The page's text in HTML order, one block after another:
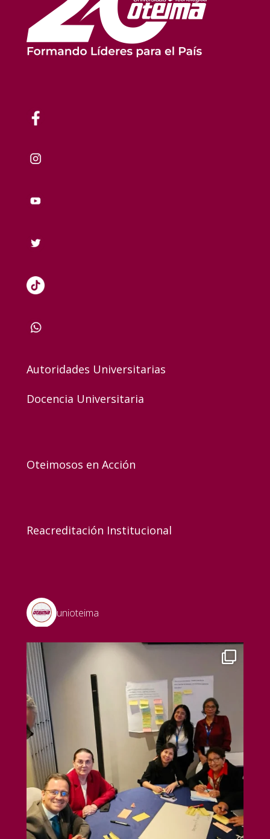
Autoridades Universitarias
Docencia Universitaria
Oteimosos en Acción
Reacreditación Institucional
unioteima